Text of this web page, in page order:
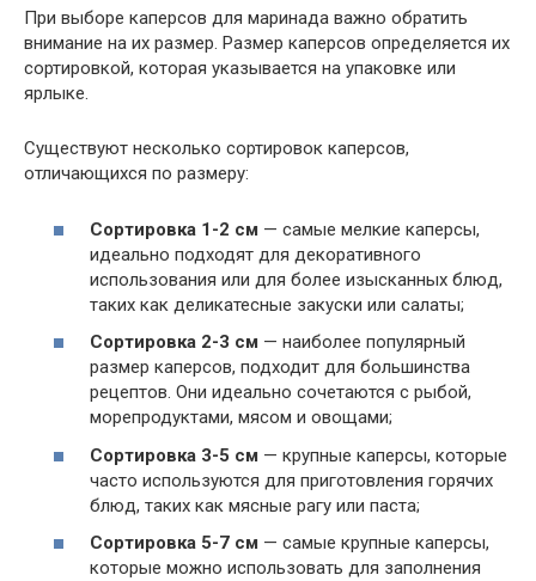
При выборе каперсов для маринада важно обратить
внимание на их размер. Размер каперсов определяется их
сортировкой, которая указывается на упаковке или
ярлыке.
Существуют несколько сортировок каперсов,
отличающихся по размеру:
Сортировка 1-2 см — самые мелкие каперсы,
идеально подходят для декоративного
использования или для более изысканных блюд,
таких как деликатесные закуски или салаты;
Сортировка 2-3 см — наиболее популярный
размер каперсов, подходит для большинства
рецептов. Они идеально сочетаются с рыбой,
морепродуктами, мясом и овощами;
Сортировка 3-5 см — крупные каперсы, которые
часто используются для приготовления горячих
блюд, таких как мясные рагу или паста;
Сортировка 5-7 см — самые крупные каперсы,
которые можно использовать для заполнения